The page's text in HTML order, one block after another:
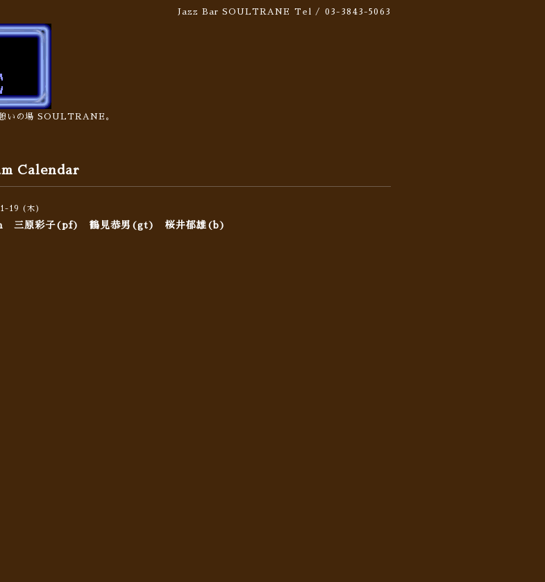
Jazz Bar SOULTRANE Tel / 03-3843-5063
いの場 SOULTRANE。
Calendar
19 (木)
三原彩子(pf) 鶴見恭男(gt) 桜井郁雄(b)